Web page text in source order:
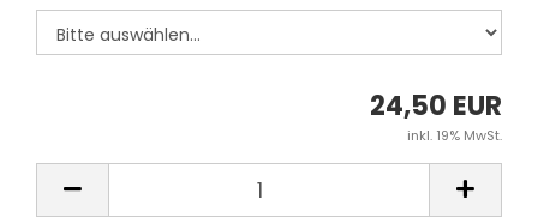
24,50 EUR
inkl. 19% MwSt.